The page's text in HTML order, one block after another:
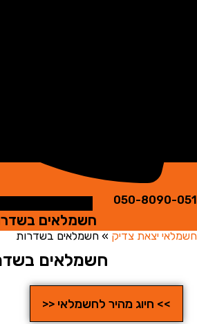
050-
חשמלאים בשדרות
יצאת צדיק »חשמלאים בשדרות
חשמלאים בשדרות
>> חיוג מהיר לחשמלאי <<